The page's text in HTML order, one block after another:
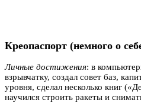
Креопаспорт (немного о
Личные достижения: в
взрывчатку, создал совет баз,
уровня, сделал несколько книг
научился строить ракеты и